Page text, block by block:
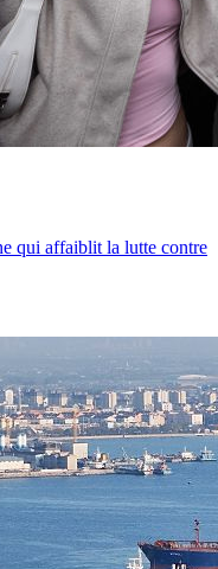
qui affaiblit la lutte contre